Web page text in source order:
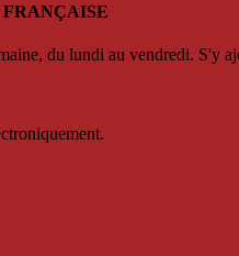
du lundi au vendredi. S'y